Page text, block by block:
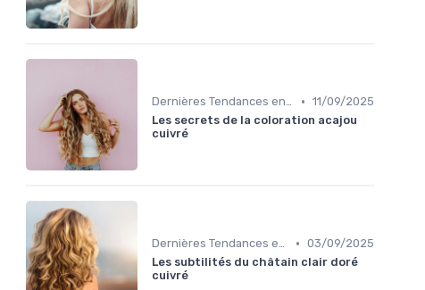
Dernières Tendances en Coloration • 11/09/2025
Les secrets de la coloration acajou
cuivré
Dernières Tendances en Coloration • 03/09/2025
Les subtilités du châtain clair doré
cuivré